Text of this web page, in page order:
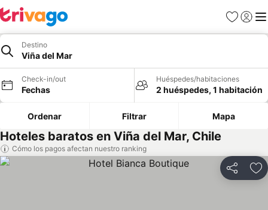
Favoritos
Iniciar
Destino
Viña del Mar
Check-in/out
Fechas
Huéspedes/habitaciones
2 huéspedes, 1 habitación
Ordenar Filtrar Mapa
Hoteles baratos en Viña del Mar, Chile
Cómo los pagos afectan nuestro ranking
Compartir